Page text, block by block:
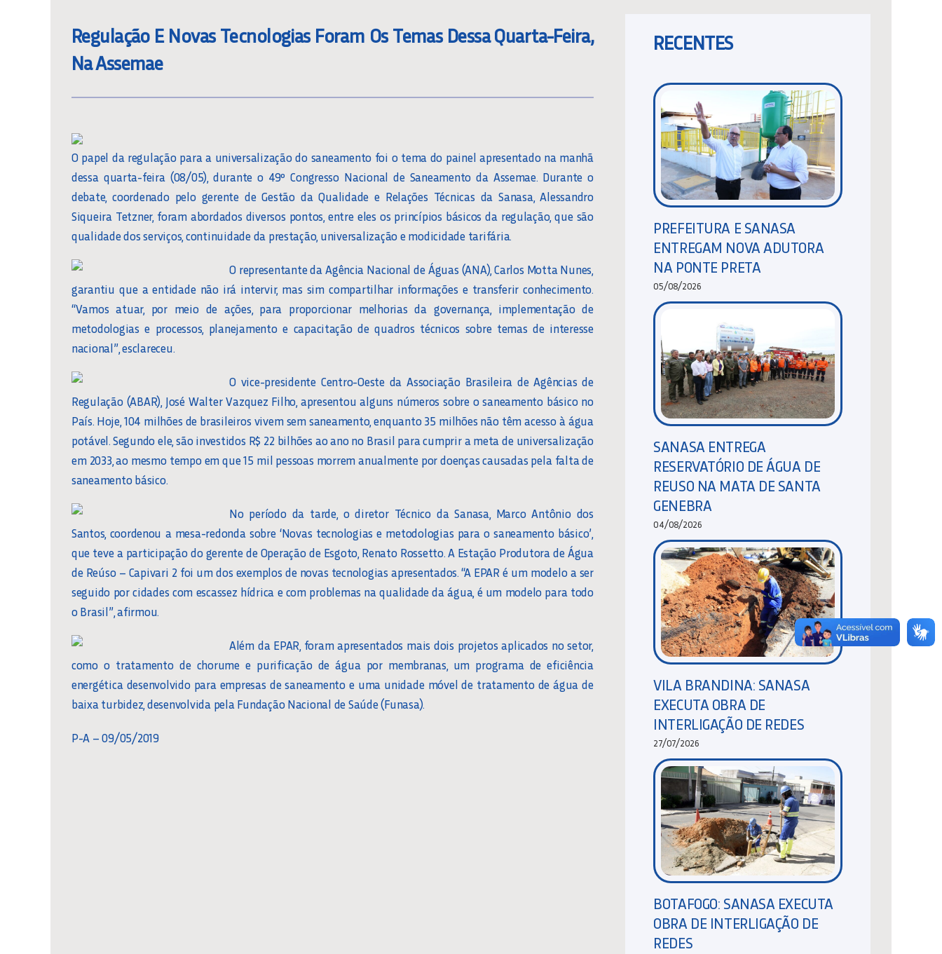
Regulação E Novas Tecnologias Foram Os Temas Dessa Quarta-Feira,
Na Assemae
O papel da regulação para a universalização do saneamento foi o tema do painel apresentado na manhã
dessa quarta-feira (08/05), durante o 49º Congresso Nacional de Saneamento da Assemae. Durante o
debate, coordenado pelo gerente de Gestão da Qualidade e Relações Técnicas da Sanasa, Alessandro
Siqueira Tetzner, foram abordados diversos pontos, entre eles os princípios básicos da regulação, que são
qualidade dos serviços, continuidade da prestação, universalização e modicidade tarifária.
O representante da Agência Nacional de Águas (ANA), Carlos Motta Nunes,
garantiu que a entidade não irá intervir, mas sim compartilhar informações e transferir conhecimento.
“Vamos atuar, por meio de ações, para proporcionar melhorias da governança, implementação de
metodologias e processos, planejamento e capacitação de quadros técnicos sobre temas de interesse
nacional”, esclareceu.
O vice-presidente Centro-Oeste da Associação Brasileira de Agências de
Regulação (ABAR), José Walter Vazquez Filho, apresentou alguns números sobre o saneamento básico no
País. Hoje, 104 milhões de brasileiros vivem sem saneamento, enquanto 35 milhões não têm acesso à água
potável. Segundo ele, são investidos R$ 22 bilhões ao ano no Brasil para cumprir a meta de universalização
em 2033, ao mesmo tempo em que 15 mil pessoas morrem anualmente por doenças causadas pela falta de
saneamento básico.
No período da tarde, o diretor Técnico da Sanasa, Marco Antônio dos
Santos, coordenou a mesa-redonda sobre ‘Novas tecnologias e metodologias para o saneamento básico’,
que teve a participação do gerente de Operação de Esgoto, Renato Rossetto. A Estação Produtora de Água
de Reúso – Capivari 2 foi um dos exemplos de novas tecnologias apresentados. “A EPAR é um modelo a ser
seguido por cidades com escassez hídrica e com problemas na qualidade da água, é um modelo para todo
o Brasil”, afirmou.
Além da EPAR, foram apresentados mais dois projetos aplicados no setor,
como o tratamento de chorume e purificação de água por membranas, um programa de eficiência
energética desenvolvido para empresas de saneamento e uma unidade móvel de tratamento de água de
baixa turbidez, desenvolvida pela Fundação Nacional de Saúde (Funasa).
P-A – 09/05/2019
RECENTES
PREFEITURA E SANASA
ENTREGAM NOVA ADUTORA
NA PONTE PRETA
05/08/2026
SANASA ENTREGA
RESERVATÓRIO DE ÁGUA DE
REUSO NA MATA DE SANTA
GENEBRA
04/08/2026
VILA BRANDINA: SANASA
EXECUTA OBRA DE
INTERLIGAÇÃO DE REDES
27/07/2026
BOTAFOGO: SANASA EXECUTA
OBRA DE INTERLIGAÇÃO DE
REDES